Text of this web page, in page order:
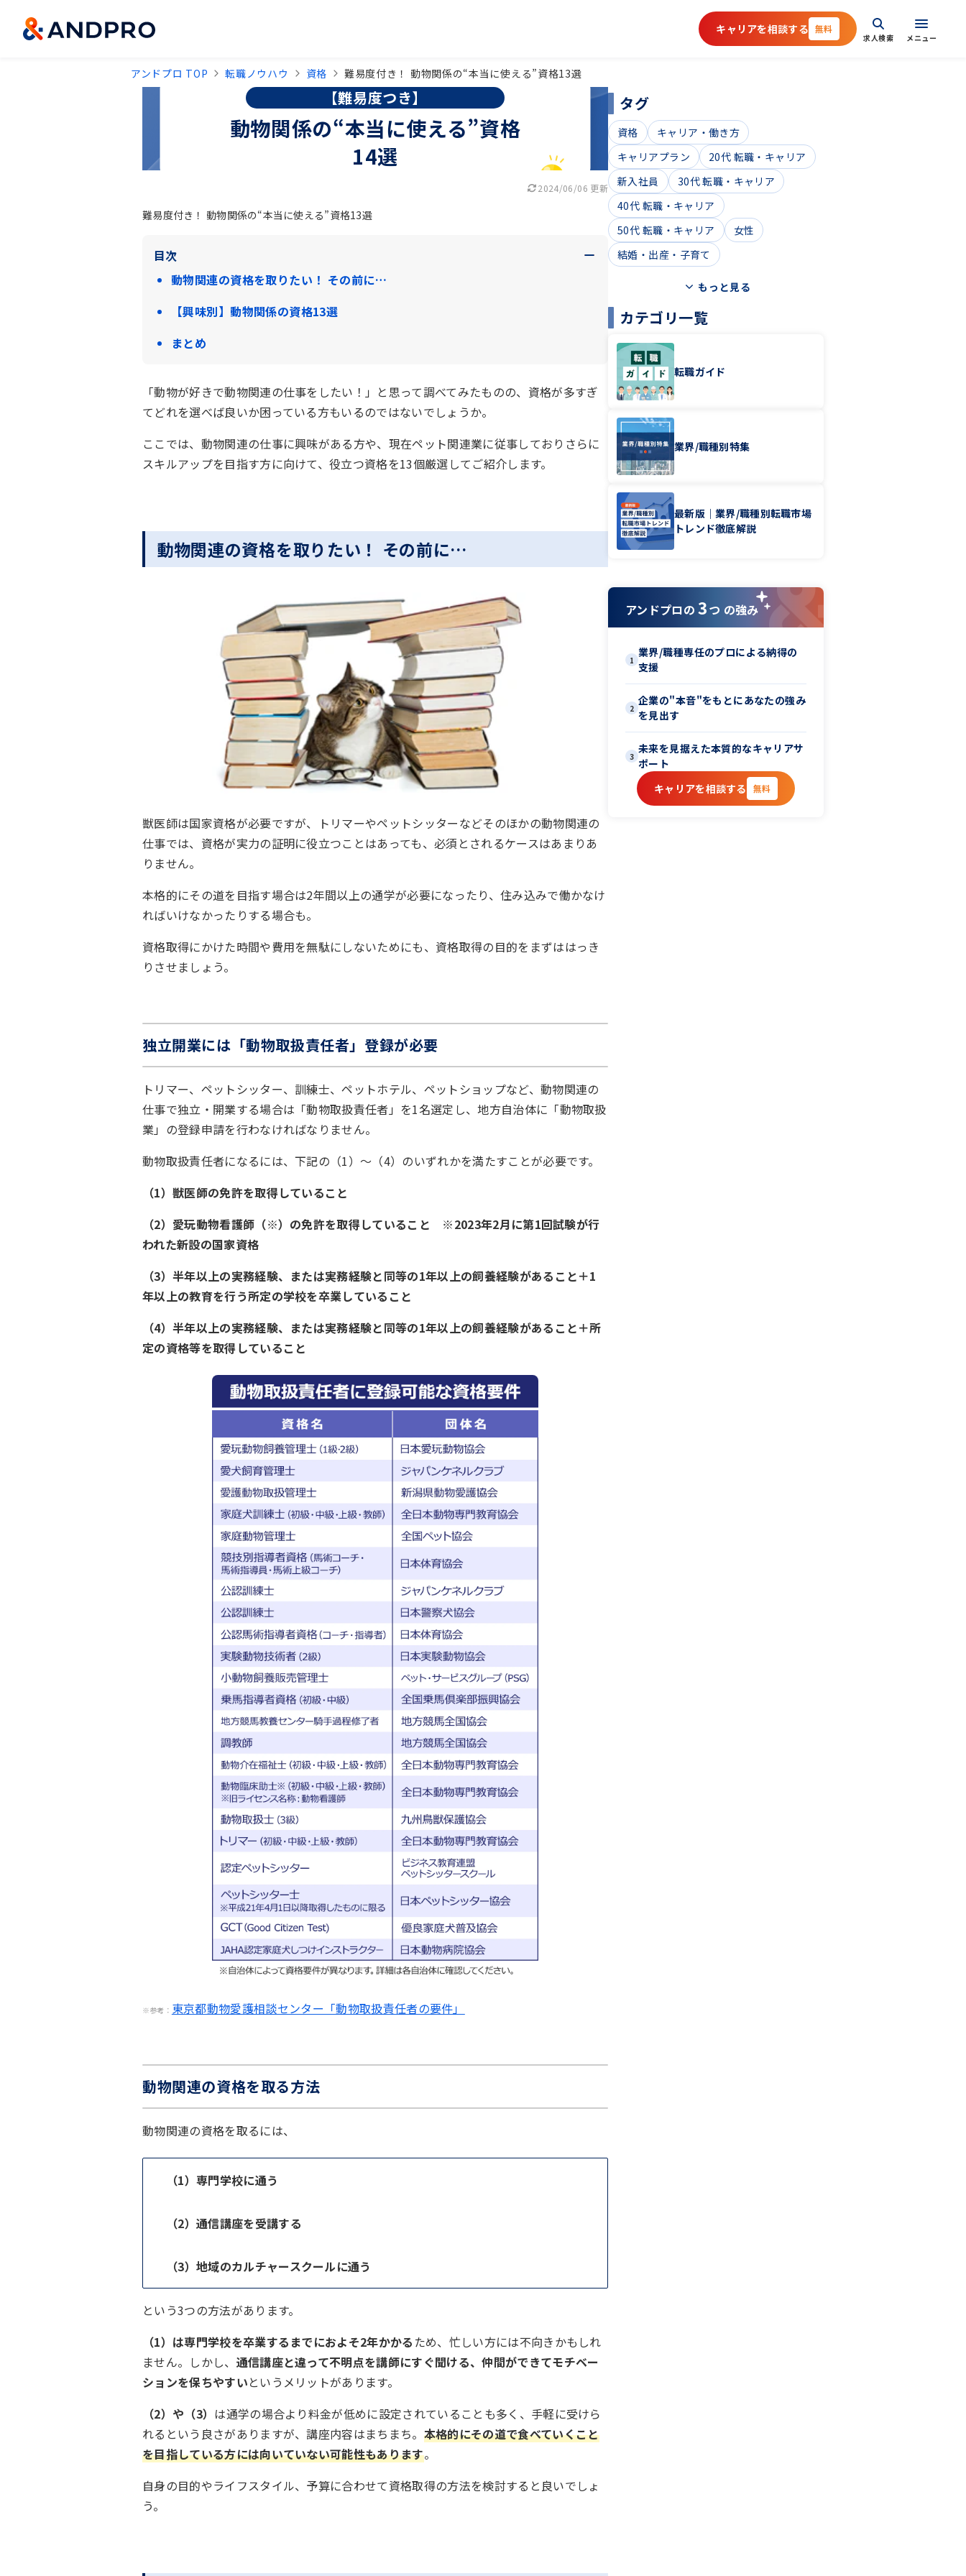
キャリアを相談する 無料
求人検索 メニュー
アンドプロ TOP 転職ノウハウ 資格 難易度付き！ 動物関係の“本当に使える”資格13選
【難易度つき】
動物関係の“本当に使える”資格
14選
2024/06/06 更新
難易度付き！ 動物関係の“本当に使える”資格13選
目次
動物関連の資格を取りたい！ その前に…
【興味別】動物関係の資格13選
まとめ
「動物が好きで動物関連の仕事をしたい！」と思って調べてみたものの、資格が多すぎ
てどれを選べば良いか困っている方もいるのではないでしょうか。
ここでは、動物関連の仕事に興味がある方や、現在ペット関連業に従事しておりさらに
スキルアップを目指す方に向けて、役立つ資格を13個厳選してご紹介します。
動物関連の資格を取りたい！ その前に…
獣医師は国家資格が必要ですが、トリマーやペットシッターなどそのほかの動物関連の
仕事では、資格が実力の証明に役立つことはあっても、必須とされるケースはあまりあ
りません。
本格的にその道を目指す場合は2年間以上の通学が必要になったり、住み込みで働かなけ
ればいけなかったりする場合も。
資格取得にかけた時間や費用を無駄にしないためにも、資格取得の目的をまずははっき
りさせましょう。
独立開業には「動物取扱責任者」登録が必要
トリマー、ペットシッター、訓練士、ペットホテル、ペットショップなど、動物関連の
仕事で独立・開業する場合は「動物取扱責任者」を1名選定し、地方自治体に「動物取扱
業」の登録申請を行わなければなりません。
動物取扱責任者になるには、下記の（1）～（4）のいずれかを満たすことが必要です。
（1）獣医師の免許を取得していること
（2）愛玩動物看護師（※）の免許を取得していること ※2023年2月に第1回試験が行
われた新設の国家資格
（3）半年以上の実務経験、または実務経験と同等の1年以上の飼養経験があること＋1
年以上の教育を行う所定の学校を卒業していること
（4）半年以上の実務経験、または実務経験と同等の1年以上の飼養経験があること＋所
定の資格等を取得していること
※参考： 東京都動物愛護相談センター「動物取扱責任者の要件」
動物関連の資格を取る方法
動物関連の資格を取るには、
（1）専門学校に通う
（2）通信講座を受講する
（3）地域のカルチャースクールに通う
という3つの方法があります。
（1）は専門学校を卒業するまでにおよそ2年かかる ため、忙しい方には不向きかもしれ
ません。しかし、 通信講座と違って不明点を講師にすぐ聞ける、仲間ができてモチベー
ションを保ちやすいというメリットがあります。
（2）や（3） は通学の場合より料金が低めに設定されていることも多く、手軽に受けら
れるという良さがありますが、講座内容はまちまち。 本格的にその道で食べていくこと
を目指している方には向いていない可能性もあります。
自身の目的やライフスタイル、予算に合わせて資格取得の方法を検討すると良いでしょ
う。
タグ
資格
キャリア・働き方
キャリアプラン
20代 転職・キャリア
新入社員
30代 転職・キャリア
40代 転職・キャリア
50代 転職・キャリア
女性
結婚・出産・子育て
もっと見る
カテゴリ一覧
転職ガイド
業界/職種別特集
最新版｜業界/職種別転職市場
トレンド徹底解説
アンドプロの3つ の強み
1
業界/職種専任のプロによる納得の
支援
2
企業の"本音"をもとにあなたの強み
を見出す
3
未来を見据えた本質的なキャリアサ
ポート
キャリアを相談する
無料